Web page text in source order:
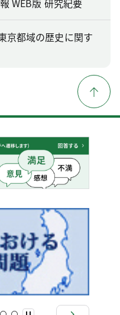
WEB版 研究紀要
都域の歴史に関す